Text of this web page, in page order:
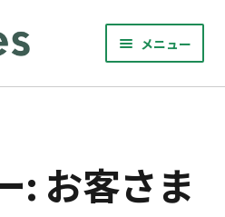
メニュー
サ
ュ
ー
メ
ニ
サ
ブ
: お客さま